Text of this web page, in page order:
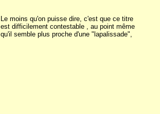
Le moins qu'on puisse dire, c'est que ce titre
est difficilement contestable , au point même
qu'il semble plus proche d'une "lapalissade",